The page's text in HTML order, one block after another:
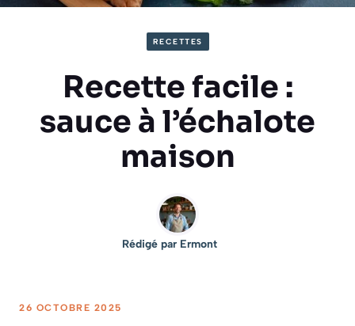
RECETTES
Recette facile :
sauce à l’échalote
maison
Rédigé par Ermont
26 OCTOBRE 2025